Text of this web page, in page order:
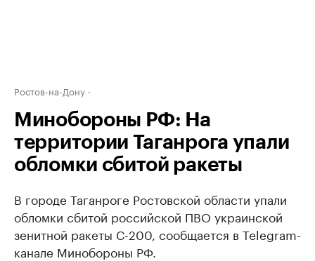
Ростов-на-Дону
Минобороны РФ: На
территории Таганрога упали
обломки сбитой ракеты
В городе Таганроге Ростовской области упали
обломки сбитой российской ПВО украинской
зенитной ракеты С-200, сообщается в Telegram-
канале Минобороны РФ.